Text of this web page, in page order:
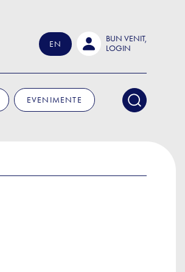
EN
BUN VENIT,
LOGIN
EVENIMENTE